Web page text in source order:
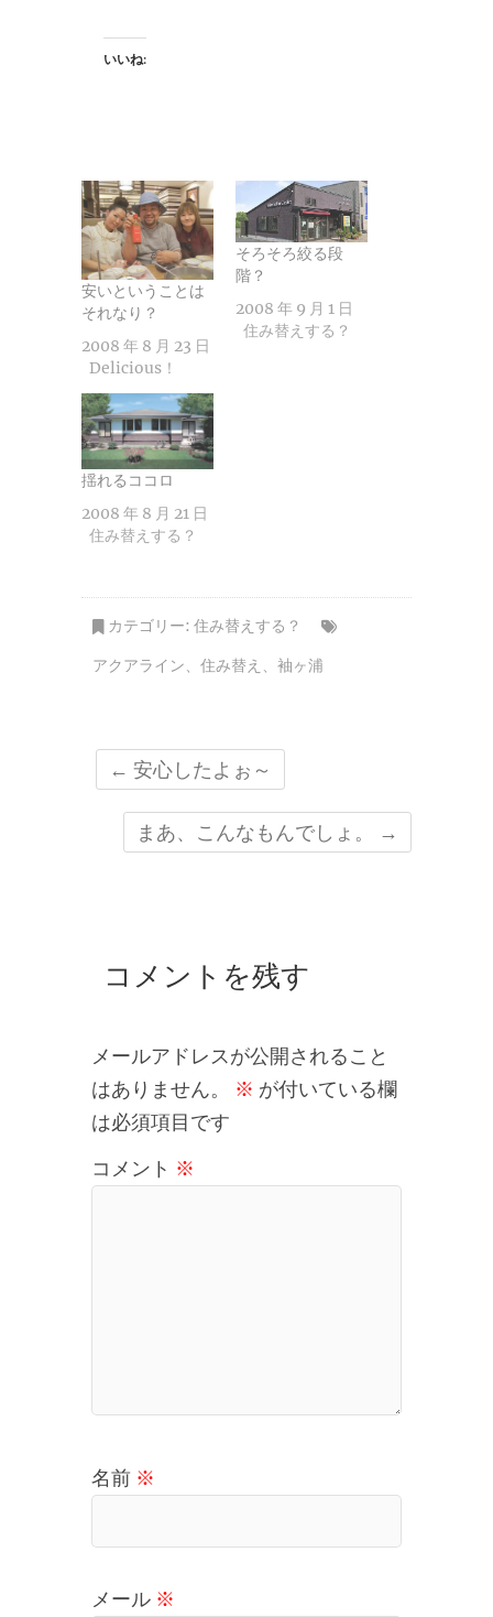
いいね:
安いということは
それなり？
2008 年 8 月 23 日
Delicious！
そろそろ絞る段
階？
2008 年 9 月 1 日
住み替えする？
揺れるココロ
2008 年 8 月 21 日
住み替えする？
カテゴリー: 住み替えする？
アクアライン、 住み替え 、 袖ヶ浦
← 安心したよぉ～
まあ、こんなもんでしょ。 →
コメントを残す
メールアドレスが公開されること
はありません。
※ が付いている欄
は必須項目です
コメント ※
名前 ※
メール ※